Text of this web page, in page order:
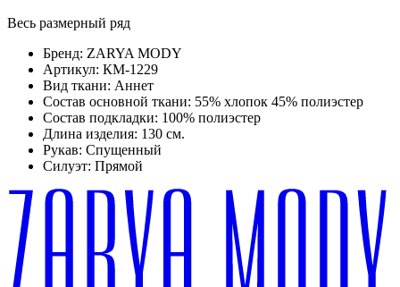
Весь размерный ряд
Бренд: ZARYA MODY
Артикул: КМ-1229
Вид ткани: Аннет
Состав основной ткани: 55% хлопок 45% полиэстер
Состав подкладки: 100% полиэстер
Длина изделия: 130 см.
Рукав: Спущенный
Силуэт: Прямой